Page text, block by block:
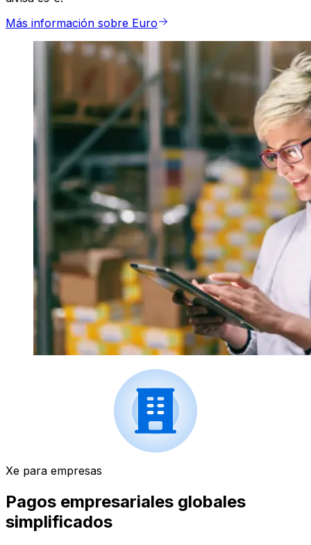
Más información sobre Euro
Xe para empresas
Pagos empresariales globales
simplificados